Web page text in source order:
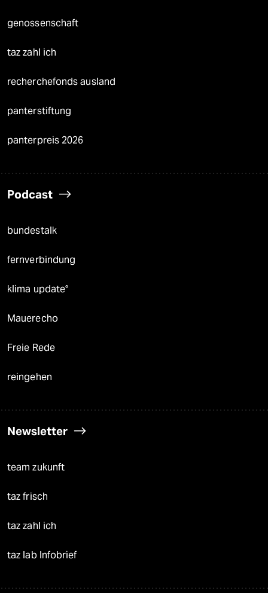
genossenschaft
taz zahl ich
recherchefonds ausland
panterstiftung
panterpreis 2026
Podcast
bundestalk
fernverbindung
klima update°
Mauerecho
Freie Rede
reingehen
Newsletter
team zukunft
taz frisch
taz zahl ich
taz lab Infobrief